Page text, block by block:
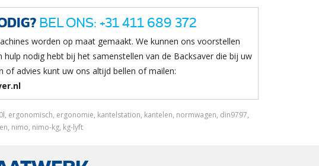
BEL ONS: +31 411 689 372
worden op maat gemaakt. We kunnen ons voorstellen
hulp nodig hebt bij het samenstellen van de Backsaver die bij uw
of advies kunt uw ons altijd bellen of mailen:
ergonomisch, ergonomie, kantelstation, kantelen, normwagen, din9797,
nimo, nimo-kg, kg-lyft